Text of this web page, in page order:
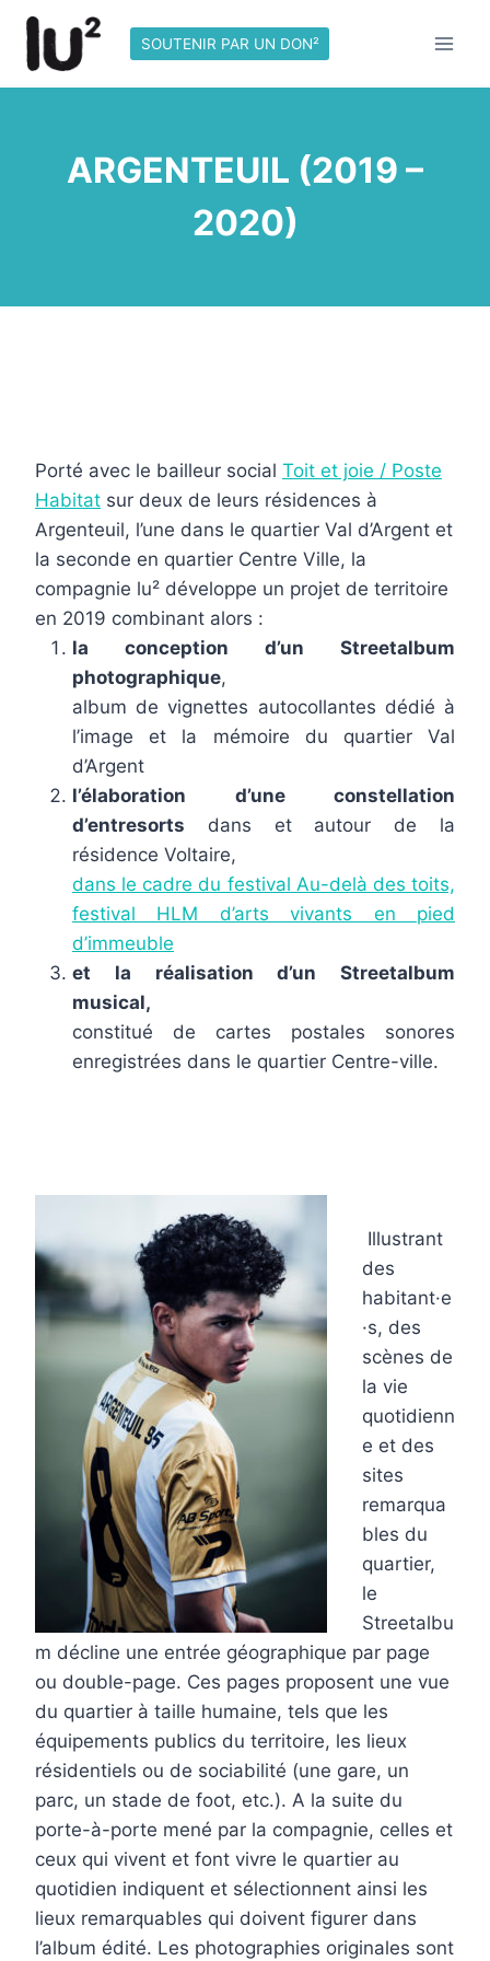
Skip
content
SOUTENIR PAR UN DON²
ARGENTEUIL (2019 –
2020)
Porté avec le bailleur social Toit et joie / Poste
Habitat sur deux de leurs résidences à
Argenteuil, l’une dans le quartier Val d’Argent et
la seconde en quartier Centre Ville, la
compagnie lu² développe un projet de territoire
en 2019 combinant alors :
la conception d’un Streetalbum
photographique,
album de vignettes autocollantes dédié à
l’image et la mémoire du quartier Val
d’Argent
l’élaboration d’une constellation
d’entresorts dans et autour de la
résidence Voltaire,
dans le cadre du festival Au-delà des toits,
festival HLM d’arts vivants en pied
d’immeuble
et la réalisation d’un Streetalbum
musical,
constitué de cartes postales sonores
enregistrées dans le quartier Centre-ville.
Illustrant
des
habitant·e
·s, des
scènes de
la vie
quotidienn
e et des
sites
remarqua
bles du
quartier,
le
Streetalbu
m décline une entrée géographique par page
ou double-page. Ces pages proposent une vue
du quartier à taille humaine, tels que les
équipements publics du territoire, les lieux
résidentiels ou de sociabilité (une gare, un
parc, un stade de foot, etc.). A la suite du
porte-à-porte mené par la compagnie, celles et
ceux qui vivent et font vivre le quartier au
quotidien indiquent et sélectionnent ainsi les
lieux remarquables qui doivent figurer dans
l’album édité. Les photographies originales sont